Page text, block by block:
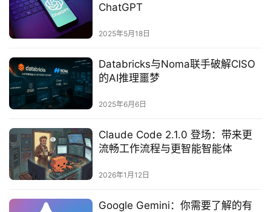
ChatGPT
2025年5月18日
Databricks与Noma联手破解CISO
的AI推理噩梦‌
2025年6月6日
Claude Code 2.1.0 登场：带来更
流畅工作流程与更智能智能体
2026年1月12日
Google Gemini：你需要了解的有